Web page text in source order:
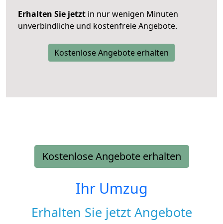
Erhalten Sie jetzt in nur wenigen Minuten
unverbindliche und kostenfreie Angebote.
Kostenlose Angebote erhalten
Kostenlose Angebote erhalten
Ihr Umzug
Erhalten Sie jetzt Angebote